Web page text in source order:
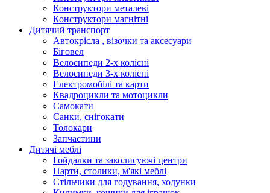
Конструктори металеві
Конструктори магнітні
Дитячий транспорт
Автокрісла , візочки та аксесуари
Біговел
Велосипеди 2-х колісні
Велосипеди 3-х колісні
Електромобілі та карти
Квадроцикли та мотоцикли
Самокати
Санки, снігокати
Толокари
Запчастини
Дитячі меблі
Гойдалки та заколисуючі центри
Парти, столики, м'які меблі
Стільчики для годування, ходунки